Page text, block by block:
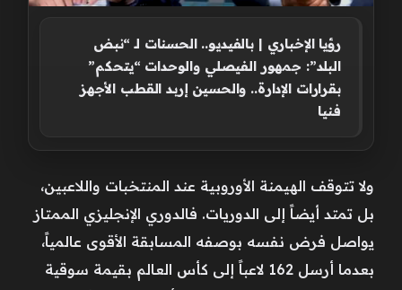
رؤيا الإخباري | بالفيديو.. الحسنات لـ “نبض
البلد”: جمهور الفيصلي والوحدات “يتحكم”
بقرارات الإدارة.. والحسين إربد القطب الأجهز
فنيا
ولا تتوقف الهيمنة الأوروبية عند المنتخبات واللاعبين،
بل تمتد أيضاً إلى الدوريات. فالدوري الإنجليزي الممتاز
يواصل فرض نفسه بوصفه المسابقة الأقوى عالمياً،
بعدما أرسل 162 لاعباً إلى كأس العالم بقيمة سوقية